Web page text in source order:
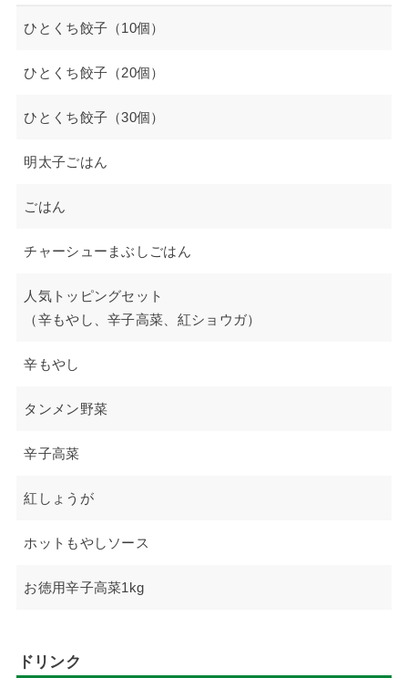
ひとくち餃子（10個）
ひとくち餃子（20個）
ひとくち餃子（30個）
明太子ごはん
ごはん
チャーシューまぶしごはん
人気トッピングセット
（辛もやし、辛子高菜、紅ショウガ）
辛もやし
タンメン野菜
辛子高菜
紅しょうが
ホットもやしソース
お徳用辛子高菜1kg
ドリンク